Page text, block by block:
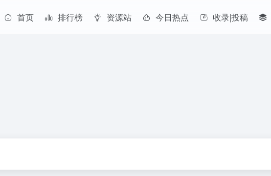
首页 排行榜 资源站 今日热点 收录|投稿